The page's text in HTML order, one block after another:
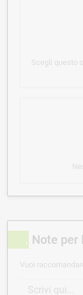
Scegli questo
Note per
Vuoi